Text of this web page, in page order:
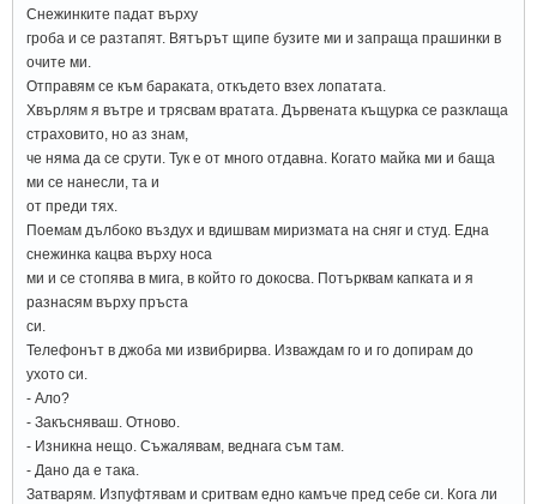
Снежинките падат върху
гроба и се разтапят. Вятърът щипе бузите ми и запраща прашинки в
очите ми.
Отправям се към бараката, откъдето взех лопатата.
Хвърлям я вътре и трясвам вратата. Дървената къщурка се разклаща
страховито, но аз знам,
че няма да се срути. Тук е от много отдавна. Когато майка ми и баща
ми се нанесли, та и
от преди тях.
Поемам дълбоко въздух и вдишвам миризмата на сняг и студ. Една
снежинка кацва върху носа
ми и се стопява в мига, в който го докосва. Потърквам капката и я
разнасям върху пръста
си.
Телефонът в джоба ми извибрирва. Изваждам го и го допирам до
ухото си.
- Ало?
- Закъсняваш. Отново.
- Изникна нещо. Съжалявам, веднага съм там.
- Дано да е така.
Затварям. Изпуфтявам и сритвам едно камъче пред себе си. Кога ли